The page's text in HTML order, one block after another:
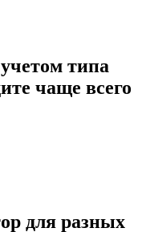
типа
чаще всего
для разных